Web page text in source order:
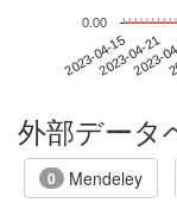
2023-04-152023-04-21
2023-
0.00
外部データ
0 Mendeley